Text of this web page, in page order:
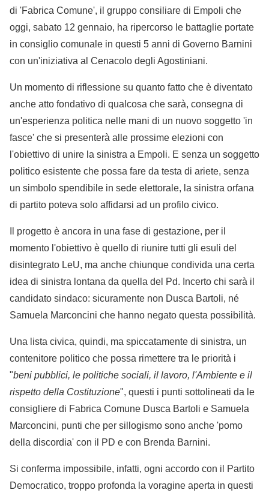
di 'Fabrica Comune', il gruppo consiliare di Empoli che
oggi, sabato 12 gennaio, ha ripercorso le battaglie portate
in consiglio comunale in questi 5 anni di Governo Barnini
con un'iniziativa al Cenacolo degli Agostiniani.
Un momento di riflessione su quanto fatto che è diventato
anche atto fondativo di qualcosa che sarà, consegna di
un'esperienza politica nelle mani di un nuovo soggetto 'in
fasce' che si presenterà alle prossime elezioni con
l'obiettivo di unire la sinistra a Empoli. E senza un soggetto
politico esistente che possa fare da testa di ariete, senza
un simbolo spendibile in sede elettorale, la sinistra orfana
di partito poteva solo affidarsi ad un profilo civico.
Il progetto è ancora in una fase di gestazione, per il
momento l'obiettivo è quello di riunire tutti gli esuli del
disintegrato LeU, ma anche chiunque condivida una certa
idea di sinistra lontana da quella del Pd. Incerto chi sarà il
candidato sindaco: sicuramente non Dusca Bartoli, né
Samuela Marconcini che hanno negato questa possibilità.
Una lista civica, quindi, ma spiccatamente di sinistra, un
contenitore politico che possa rimettere tra le priorità i
"beni pubblici, le politiche sociali, il lavoro, l'Ambiente e il
rispetto della Costituzione", questi i punti sottolineati da le
consigliere di Fabrica Comune Dusca Bartoli e Samuela
Marconcini, punti che per sillogismo sono anche 'pomo
della discordia' con il PD e con Brenda Barnini.
Si conferma impossibile, infatti, ogni accordo con il Partito
Democratico, troppo profonda la voragine aperta in questi